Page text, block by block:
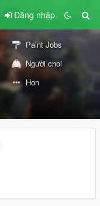
Đăng nhập
Paint Jobs
Người chơi
Hơn